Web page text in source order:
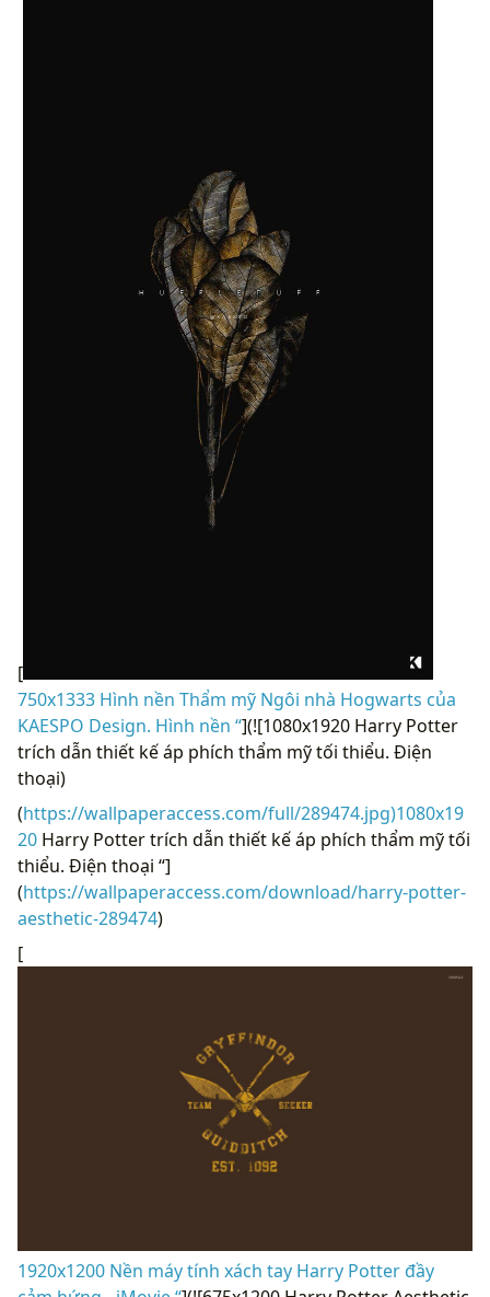
[
750x1333 Hình nền Thẩm mỹ Ngôi nhà Hogwarts của
KAESPO Design. Hình nền “](![1080x1920 Harry Potter
trích dẫn thiết kế áp phích thẩm mỹ tối thiểu. Điện
thoại)
(https://wallpaperaccess.com/full/289474.jpg)1080x19
20 Harry Potter trích dẫn thiết kế áp phích thẩm mỹ tối
thiểu. Điện thoại “]
(https://wallpaperaccess.com/download/harry-potter-
aesthetic-289474)
[
1920x1200 Nền máy tính xách tay Harry Potter đầy